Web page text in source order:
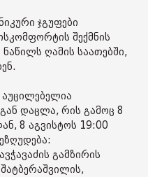
ჯგუფები
შექმნის
ღამის საათებში,
დაცლა, რის გამოც 8
8 აგვისტოს 19:00
გამზირის